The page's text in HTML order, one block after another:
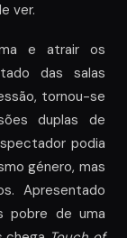
ver.
e atrair os
das salas
tornou-se
duplas de
podia
género, mas
Apresentado
pobre de uma